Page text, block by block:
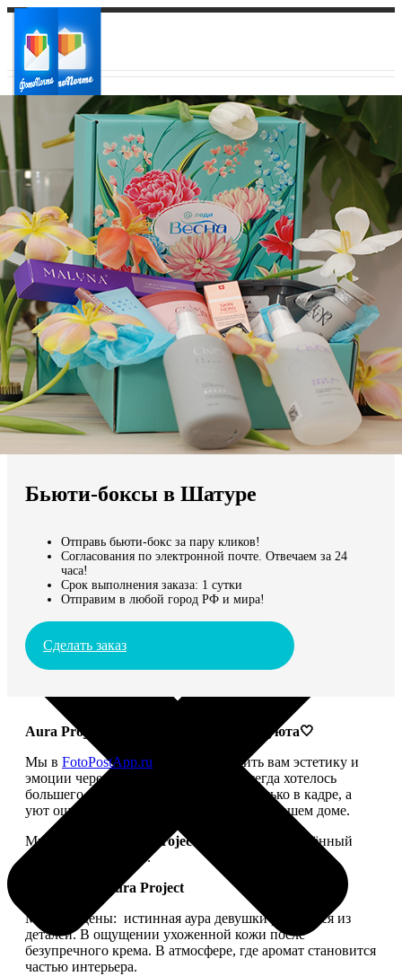
Ваш город:
Ваш регион доставки
Выберите из списка:
Мы доставляем по всему миру
Бьюти-боксы в Шатуре
Отправь бьюти-бокс за пару кликов!
Согласования по электронной почте. Отвечаем за 24
часа!
Срок выполнения заказа: 1 сутки
Отправим в любой город РФ и мира!
Сделать заказ
Aura Project: твой ритуал красоты и уюта🤍
Мы в FotoPostApp.ru привыкли дарить вам эстетику и
эмоции через фотографии. Но нам всегда хотелось
большего — чтобы красота жила не только в кадре, а
уют ощущался не только в ленте, но и в вашем доме.
Мы запускаем
Aura Project
— проект, посвящённый
осознанной красоте.
Философия Aura Project
Мы убеждены: истинная аура девушки рождается из
деталей. В ощущении ухоженной кожи после
безупречного крема. В атмосфере, где аромат становится
частью интерьера.